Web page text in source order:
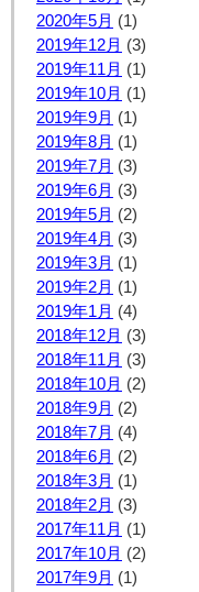
2020年5月 (1)
2019年12月 (3)
2019年11月 (1)
2019年10月 (1)
2019年9月 (1)
2019年8月 (1)
2019年7月 (3)
2019年6月 (3)
2019年5月 (2)
2019年4月 (3)
2019年3月 (1)
2019年2月 (1)
2019年1月 (4)
2018年12月 (3)
2018年11月 (3)
2018年10月 (2)
2018年9月 (2)
2018年7月 (4)
2018年6月 (2)
2018年3月 (1)
2018年2月 (3)
2017年11月 (1)
2017年10月 (2)
2017年9月 (1)